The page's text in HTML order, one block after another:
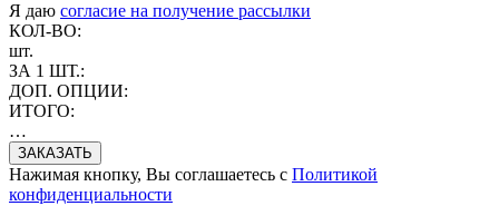
Я даю согласие на получение рассылки
КОЛ-ВО:
шт.
ЗА 1 ШТ.:
ДОП. ОПЦИИ:
ИТОГО:
…
Нажимая кнопку, Вы соглашаетесь с Политикой
конфиденциальности